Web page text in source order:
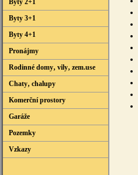
Byty 2+1
Byty 3+1
Byty 4+1
Pronájmy
Rodinné domy‚ vily‚ zem.use
Chaty‚ chalupy
Komerční prostory
Garáže
Pozemky
Vzkazy